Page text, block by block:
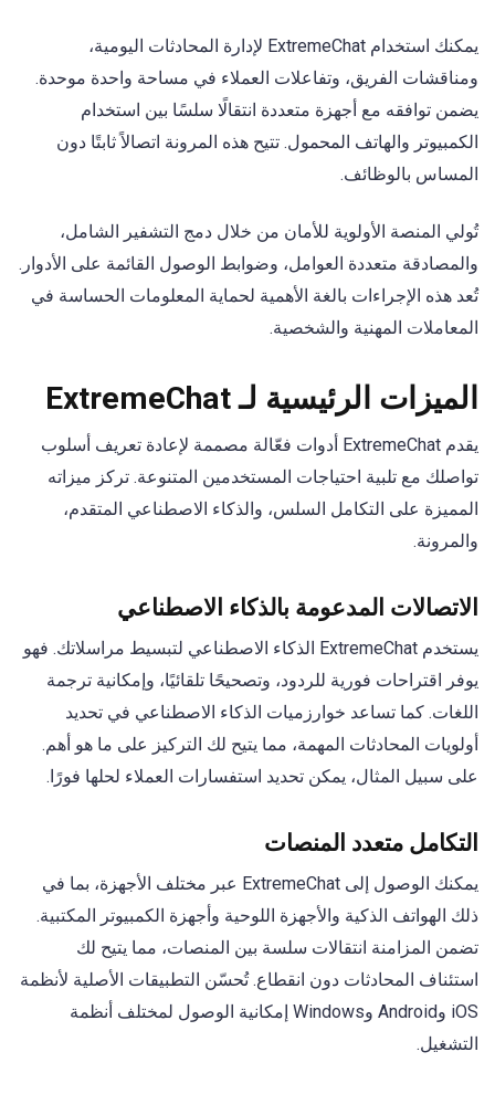
يمكنك استخدام ExtremeChat لإدارة المحادثات اليومية،
ومناقشات الفريق، وتفاعلات العملاء في مساحة واحدة موحدة.
يضمن توافقه مع أجهزة متعددة انتقالًا سلسًا بين استخدام
الكمبيوتر والهاتف المحمول. تتيح هذه المرونة اتصالاً ثابتًا دون
المساس بالوظائف.
تُولي المنصة الأولوية للأمان من خلال دمج التشفير الشامل،
والمصادقة متعددة العوامل، وضوابط الوصول القائمة على الأدوار.
تُعد هذه الإجراءات بالغة الأهمية لحماية المعلومات الحساسة في
المعاملات المهنية والشخصية.
الميزات الرئيسية لـ ExtremeChat
يقدم ExtremeChat أدوات فعّالة مصممة لإعادة تعريف أسلوب
تواصلك مع تلبية احتياجات المستخدمين المتنوعة. تركز ميزاته
المميزة على التكامل السلس، والذكاء الاصطناعي المتقدم،
والمرونة.
الاتصالات المدعومة بالذكاء الاصطناعي
يستخدم ExtremeChat الذكاء الاصطناعي لتبسيط مراسلاتك. فهو
يوفر اقتراحات فورية للردود، وتصحيحًا تلقائيًا، وإمكانية ترجمة
اللغات. كما تساعد خوارزميات الذكاء الاصطناعي في تحديد
أولويات المحادثات المهمة، مما يتيح لك التركيز على ما هو أهم.
على سبيل المثال، يمكن تحديد استفسارات العملاء لحلها فورًا.
التكامل متعدد المنصات
يمكنك الوصول إلى ExtremeChat عبر مختلف الأجهزة، بما في
ذلك الهواتف الذكية والأجهزة اللوحية وأجهزة الكمبيوتر المكتبية.
تضمن المزامنة انتقالات سلسة بين المنصات، مما يتيح لك
استئناف المحادثات دون انقطاع. تُحسّن التطبيقات الأصلية لأنظمة
iOS وAndroid وWindows إمكانية الوصول لمختلف أنظمة
التشغيل.